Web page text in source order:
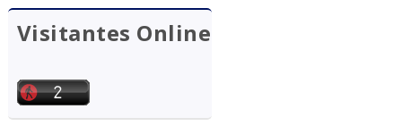
Visitantes Online